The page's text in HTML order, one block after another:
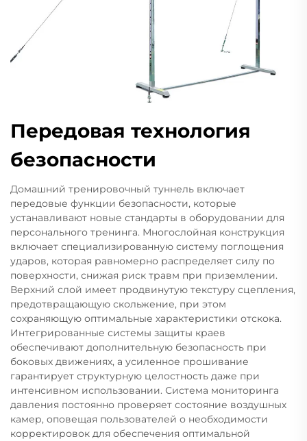
Передовая технология
безопасности
Домашний тренировочный туннель включает
передовые функции безопасности, которые
устанавливают новые стандарты в оборудовании для
персонального тренинга. Многослойная конструкция
включает специализированную систему поглощения
ударов, которая равномерно распределяет силу по
поверхности, снижая риск травм при приземлении.
Верхний слой имеет продвинутую текстуру сцепления,
предотвращающую скольжение, при этом
сохраняющую оптимальные характеристики отскока.
Интегрированные системы защиты краев
обеспечивают дополнительную безопасность при
боковых движениях, а усиленное прошивание
гарантирует структурную целостность даже при
интенсивном использовании. Система мониторинга
давления постоянно проверяет состояние воздушных
камер, оповещая пользователей о необходимости
корректировок для обеспечения оптимальной